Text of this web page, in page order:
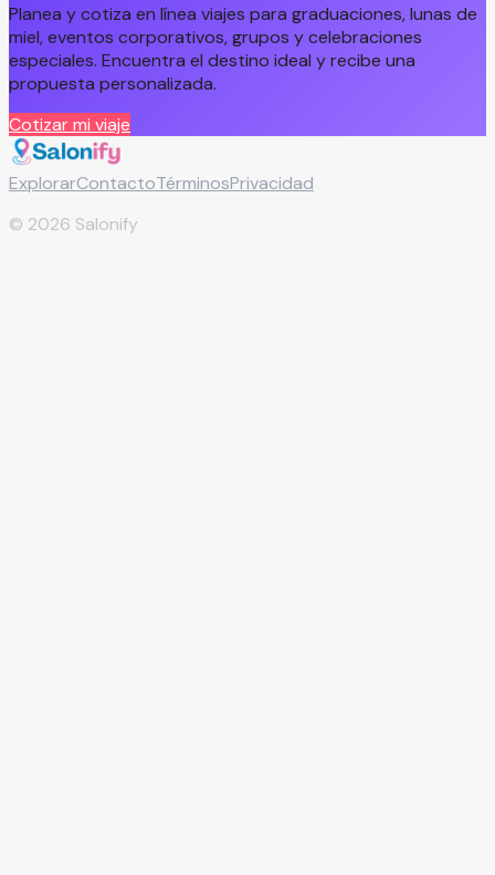
Planea y cotiza en línea viajes para graduaciones, lunas de
miel, eventos corporativos, grupos y celebraciones
especiales. Encuentra el destino ideal y recibe una
propuesta personalizada.
Cotizar mi viaje
ExplorarContactoTérminosPrivacidad
© 2026 Salonify